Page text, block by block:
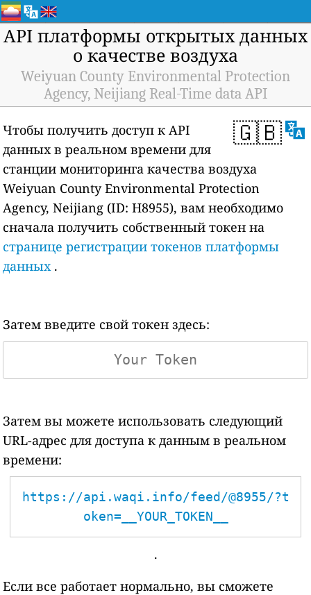
API платформы открытых данных
о качестве воздуха
Weiyuan County Environmental Protection
Agency, Neijiang Real-Time data API
🇬🇧
Чтобы получить доступ к API
данных в реальном времени для
станции мониторинга качества воздуха
Weiyuan County Environmental Protection
Agency, Neijiang (ID: H8955), вам необходимо
сначала получить собственный токен на
странице регистрации токенов платформы
данных.
Затем введите свой токен здесь:
Затем вы можете использовать следующий
URL-адрес для доступа к данным в реальном
времени:
https://api.waqi.info/feed/@8955/?t
oken=__YOUR_TOKEN__
.
Если все работает нормально, вы сможете